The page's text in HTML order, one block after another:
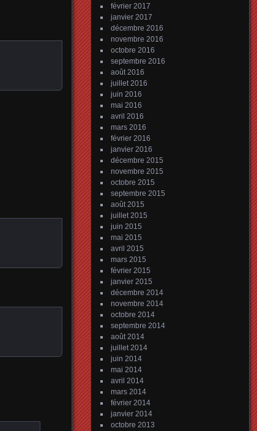
février 2017
janvier 2017
décembre 2016
novembre 2016
octobre 2016
septembre 2016
août 2016
juillet 2016
juin 2016
mai 2016
avril 2016
mars 2016
février 2016
janvier 2016
décembre 2015
novembre 2015
octobre 2015
septembre 2015
août 2015
juillet 2015
juin 2015
mai 2015
avril 2015
mars 2015
février 2015
janvier 2015
décembre 2014
novembre 2014
octobre 2014
septembre 2014
août 2014
juillet 2014
juin 2014
mai 2014
avril 2014
mars 2014
février 2014
janvier 2014
octobre 2013